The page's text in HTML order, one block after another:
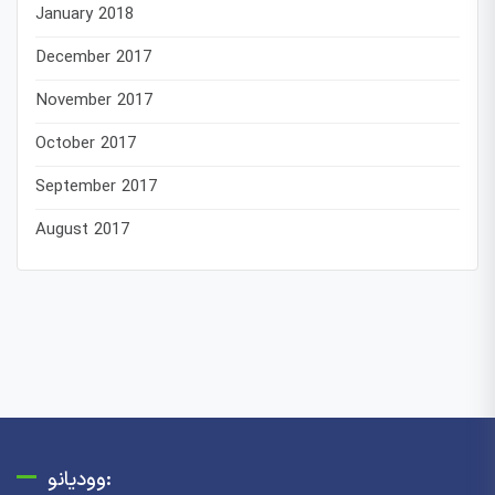
January 2018
December 2017
November 2017
October 2017
September 2017
August 2017
وودیانو: